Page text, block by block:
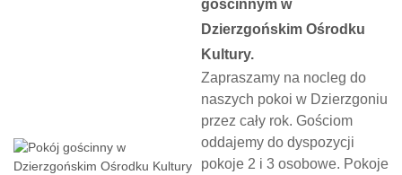
gościnnym w
Dzierzgońskim Ośrodku
Kultury.
Zapraszamy na nocleg do
naszych pokoi w Dzierzgoniu
przez cały rok. Gościom
oddajemy do dyspozycji
pokoje 2 i 3 osobowe. Pokoje